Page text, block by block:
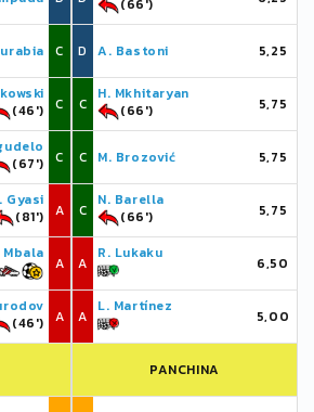
C
(46')
C
(67')
C
Gyasi
(81')
A
Mbala
A
(46')
A
(66')
D A. Bastoni 5,25
C
H. Mkhitaryan
(66')
5,75
C M. Brozović 5,75
C
N. Barella
(66')
5,75
A
R. Lukaku
6,50
A
L. Martínez
5,00
PANCHINA